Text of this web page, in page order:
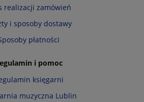
realizacji zamówień
i sposoby dostawy
płatności
i pomoc
księgarni
muzyczna Lublin